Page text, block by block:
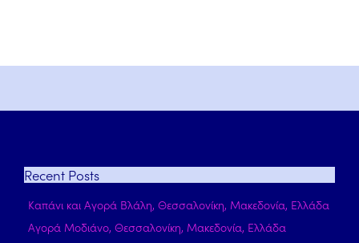
Recent Posts
Καπάνι και Αγορά Βλάλη, Θεσσαλονίκη, Μακεδονία, Ελλάδα
Αγορά Μοδιάνο, Θεσσαλονίκη, Μακεδονία, Ελλάδα